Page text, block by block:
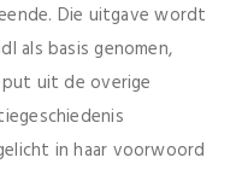
Die uitgave wordt
als basis genomen,
uit de overige
in haar voorwoord